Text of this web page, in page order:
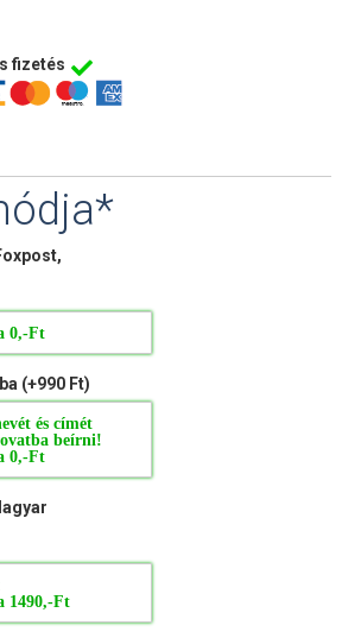
fizetés
0,-Ft
(+990 Ft)
és címét
beírni!
0,-Ft
1490,-Ft